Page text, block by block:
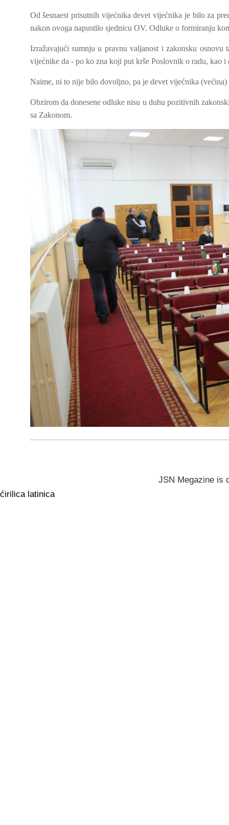
Od šesnaest prisutnih vijećnika devet vijećnika je bilo za
nakon ovoga napustilo sjednicu OV. Odluke o formiranju
Izražavajući sumnju u pravnu valjanost i zakonsku osnovu
vijećnike da - po ko zna koji put krše Poslovnik o radu, kao i
Naime, ni to nije bilo dovoljno, pa je devet vijećnika
Obzirom da donesene odluke nisu u duhu pozitivnih
sa Zakonom.
JSN Megazine is
ćirilica latinica